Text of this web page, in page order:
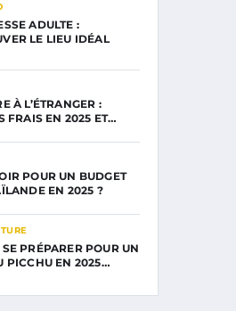
ADULTE :
LE LIEU IDÉAL
À L’ÉTRANGER :
FRAIS EN 2025 ET…
POUR UN BUDGET
EN 2025 ?
PRÉPARER POUR UN
PICCHU EN 2025…